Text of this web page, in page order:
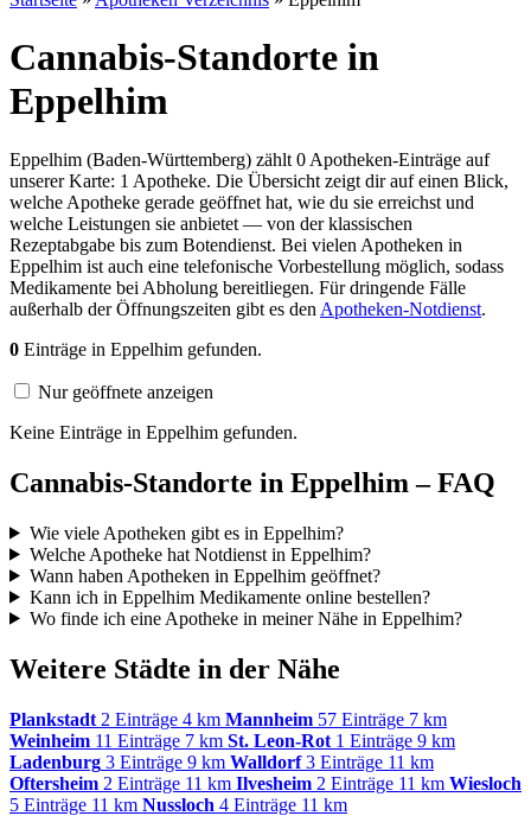
Cannabis-Standorte in
Eppelhim
Eppelhim (Baden-Württemberg) zählt 0 Apotheken-Einträge auf
unserer Karte: 1 Apotheke. Die Übersicht zeigt dir auf einen Blick,
welche Apotheke gerade geöffnet hat, wie du sie erreichst und
welche Leistungen sie anbietet — von der klassischen
Rezeptabgabe bis zum Botendienst. Bei vielen Apotheken in
Eppelhim ist auch eine telefonische Vorbestellung möglich, sodass
Medikamente bei Abholung bereitliegen. Für dringende Fälle
außerhalb der Öffnungszeiten gibt es den Apotheken-Notdienst.
0 Einträge in Eppelhim gefunden.
Nur geöffnete anzeigen
Keine Einträge in Eppelhim gefunden.
Cannabis-Standorte in Eppelhim – FAQ
Wie viele Apotheken gibt es in Eppelhim?
Welche Apotheke hat Notdienst in Eppelhim?
Wann haben Apotheken in Eppelhim geöffnet?
Kann ich in Eppelhim Medikamente online bestellen?
Wo finde ich eine Apotheke in meiner Nähe in Eppelhim?
Weitere Städte in der Nähe
Plankstadt 2 Einträge 4 km Mannheim 57 Einträge 7 km
Weinheim 11 Einträge 7 km St. Leon-Rot 1 Einträge 9 km
Ladenburg 3 Einträge 9 km Walldorf 3 Einträge 11 km
Oftersheim 2 Einträge 11 km Ilvesheim 2 Einträge 11 km Wiesloch
5 Einträge 11 km Nussloch 4 Einträge 11 km